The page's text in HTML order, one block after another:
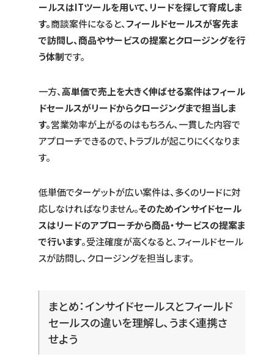
ールスはITツールを用いて、リードを探して育成しま
す。商談案件になると、フィールドセールスが客先ま
で訪問し、商品やサービスの提案とクロージングを行
う体制です。
一方、高単価で売上を大きく伸ばせる案件はフィール
ドセールスがリードからクロージングまで担当しま
す。営業効率が上がるのはもちろん、一貫した内容で
アプローチできるので、トラブルが起こりにくくなりま
す。
低単価でターゲットが広い案件は、多くのリードに対
応しなければなりません。そのためインサイドセール
スはリードのアプローチから商品・サービスの提案ま
で行います。受注確度が高くなると、フィールドセール
スが訪問し、クロージングを担当します。
まとめ：インサイドセールスとフィールド
セールスの違いを理解し、うまく連携さ
せよう